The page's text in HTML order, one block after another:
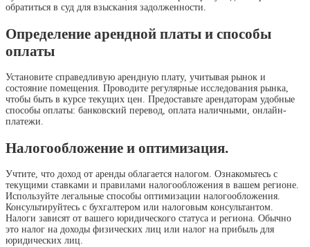
обратиться в суд для взыскания задолженности.
Определение арендной платы и способы
оплаты
Установите справедливую арендную плату, учитывая рынок и
состояние помещения. Проводите регулярные исследования рынка,
чтобы быть в курсе текущих цен. Предоставьте арендаторам удобные
способы оплаты: банковский перевод, оплата наличными, онлайн-
платежи.
Налогообложение и оптимизация.
Учтите, что доход от аренды облагается налогом. Ознакомьтесь с
текущими ставками и правилами налогообложения в вашем регионе.
Используйте легальные способы оптимизации налогообложения.
Консультируйтесь с бухгалтером или налоговым консультантом.
Налоги зависят от вашего юридического статуса и региона. Обычно
это налог на доходы физических лиц или налог на прибыль для
юридических лиц.